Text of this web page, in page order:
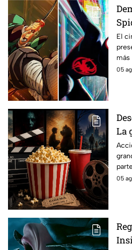
en
El
05
La
El
en
05